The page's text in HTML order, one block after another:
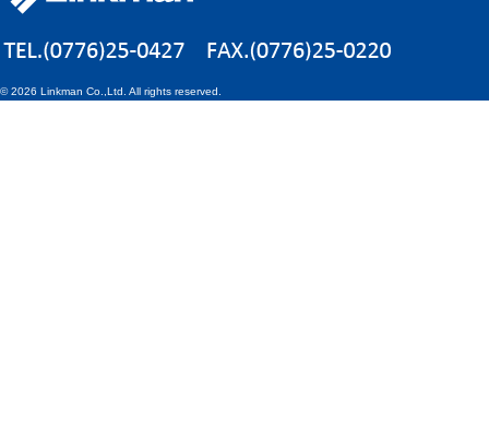
©2026 Linkman Co.,Ltd. All rights reserved.